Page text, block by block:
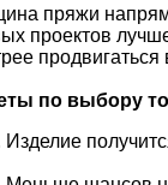
пряжи
проектов
продвигаться
по выбору
Изделие